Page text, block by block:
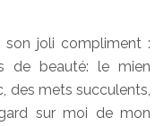
son joli compliment :
de beauté: le mien
des mets succulents,
sur moi de mon